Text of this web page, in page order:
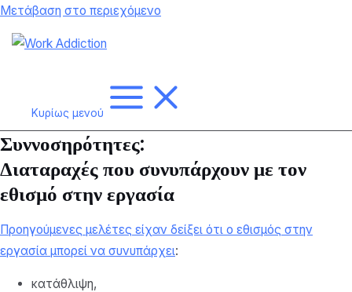
Μετάβαση στο περιεχόμενο
Κυρίως μενού
Συννοσηρότητες:
Διαταραχές που συνυπάρχουν με τον
εθισμό στην εργασία
Προηγούμενες μελέτες είχαν δείξει ότι ο εθισμός στην
εργασία μπορεί να συνυπάρχει:
κατάθλιψη,